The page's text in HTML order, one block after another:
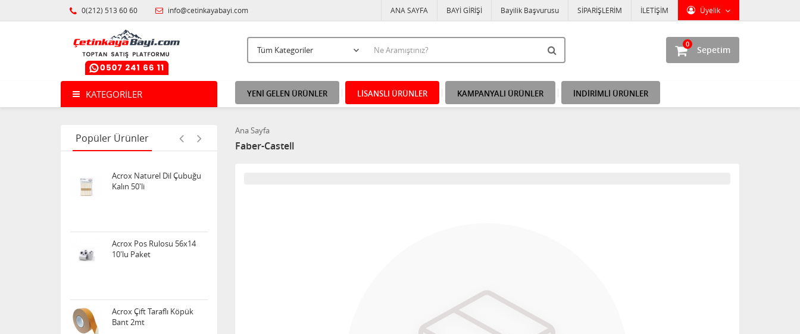
0(212) 513 60 60 info@cetinkayabayi.com Üyelik
ANA SAYFA BAYİ GİRİŞİ Bayilik Başvurusu SİPARİŞLERİM İLETİŞİM
Sepetim
0
KATEGORILER YENİ GELEN ÜRÜNLER LİSANSLI ÜRÜNLER KAMPANYALI ÜRÜNLER İNDİRİMLİ ÜRÜNLER
Popüler Ürünler
Noki poşet dosya ECO
100'lü
Uno Crazy Oyun Kartı
Ana Sayfa
Faber-Castell